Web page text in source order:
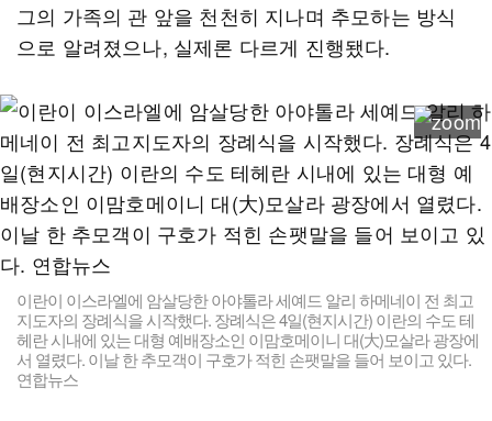
그의 가족의 관 앞을 천천히 지나며 추모하는 방식
으로 알려졌으나, 실제론 다르게 진행됐다.
이란이 이스라엘에 암살당한 아야톨라 세예드 알리 하메네이 전 최고
지도자의 장례식을 시작했다. 장례식은 4일(현지시간) 이란의 수도 테
헤란 시내에 있는 대형 예배장소인 이맘호메이니 대(大)모살라 광장에
서 열렸다. 이날 한 추모객이 구호가 적힌 손팻말을 들어 보이고 있다.
연합뉴스